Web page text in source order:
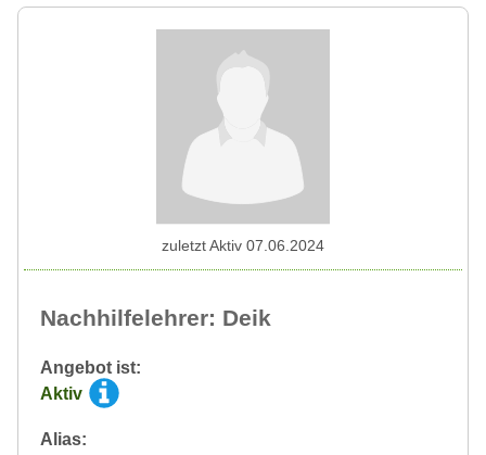
Nachhilfelehrer: Deik
Angebot ist:
Aktiv
Alias:
zuletzt Aktiv 07.06.2024